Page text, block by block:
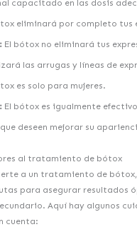
capacitado en las dosis
eliminará por completo tus
El bótox no eliminará tus
las arrugas y líneas de
es solo para mujeres.
El bótox es igualmente
deseen mejorar su
al tratamiento de bótox
a un tratamiento de
para asegurar resultados
Aquí hay algunos
cuenta: